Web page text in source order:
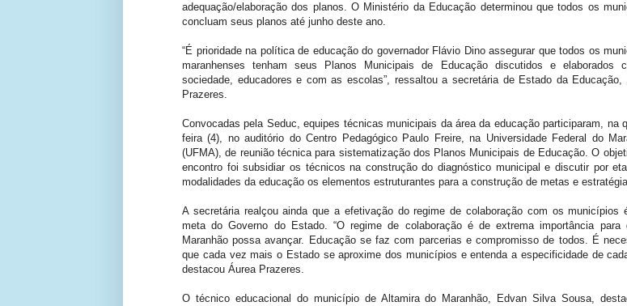
adequação/elaboração dos planos. O Ministério da Educação determinou que todos os
concluam seus planos até junho deste ano.
“É prioridade na política de educação do governador Flávio Dino assegurar que todos os
maranhenses tenham seus Planos Municipais de Educação discutidos e elaborados
sociedade, educadores e com as escolas”, ressaltou a secretária de Estado da Educação,
Prazeres.
Convocadas pela Seduc, equipes técnicas municipais da área da educação participaram, na
feira (4), no auditório do Centro Pedagógico Paulo Freire, na Universidade Federal do
(UFMA), de reunião técnica para sistematização dos Planos Municipais de Educação. O
encontro foi subsidiar os técnicos na construção do diagnóstico municipal e discutir por
modalidades da educação os elementos estruturantes para a construção de metas e
A secretária realçou ainda que a efetivação do regime de colaboração com os municípios
meta do Governo do Estado. “O regime de colaboração é de extrema importância para
Maranhão possa avançar. Educação se faz com parcerias e compromisso de todos. É
que cada vez mais o Estado se aproxime dos municípios e entenda a especificidade de
destacou Áurea Prazeres.
O técnico educacional do município de Altamira do Maranhão, Edvan Silva Sousa,